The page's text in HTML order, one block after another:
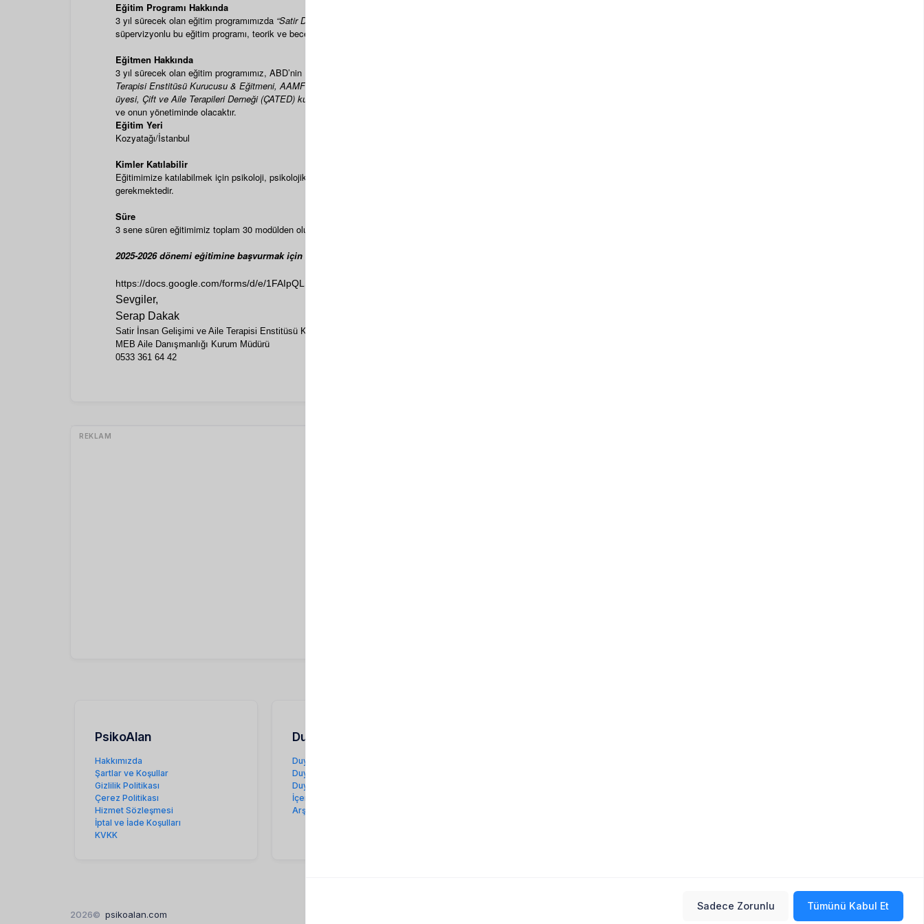
Eğitim Programı Hakkında
3 yıl sürecek olan eğitim programımızda “Satir Dönüşümsel Sistemik Terapi Modeli”
süpervizyonlu bu eğitim programı, teorik ve beceri eğitimi, terapi pratik çalışmaları, kişisel gelişim çalışmaları ve vaka süpervizyon çalışmalarını içermektedir.
Eğitmen Hakkında
3 yıl sürecek olan eğitim programımız, ABD’nin Kaliforniya Eyaletinden lisanslı (ruhsatlı ve onaylı)
Terapisi Enstitüsü Kurucusu & Eğitmeni, AAMFT (Amerikan Aile Terapisi Derneği) Onaylı süpervizör, IFTA (Uluslararası Aile Terapisi Derneği) geçmiş yönetim kurulu
üyesi, Çift ve Aile Terapileri Derneği (ÇATED) kurucularından ve
ve onun yönetiminde olacaktır.
Eğitim Yeri
Kozyatağı/İstanbul
Kimler Katılabilir
Eğitimimize katılabilmek için psikoloji, psikolojik danışmanlık veya sosyal hizmet lisans derecesine sahip olmak veya psikiyatri uzmanlığına sahip olmak
gerekmektedir.
Süre
3 sene süren eğitimimiz toplam 30 modülden oluşmaktadır. Bir modül cumartesi ve pazar günü saat 09:30-17:00 arasında gerçekleşir.
2025-2026dönemi eğitimine başvurmak için linkteki ön kayıt formunu doldurmanız yeterlidir.
https://docs.google.com/forms/d/e/1FAIpQLSd0ZUVzvJYPAViHaqmNWik29LRVUWkL8lq6wM04eQd2w_ClRw/viewform
Sevgiler,
Serap Dakak
Satir İnsan Gelişimi ve Aile Terapisi Enstitüsü Koordinatörü
MEB Aile Danışmanlığı Kurum Müdürü
0533 361 64 42
REKLAM
PsikoAlan
Hakkımızda
Şartlar ve Koşullar
Gizlilik Politikası
Çerez Politikası
Hizmet Sözleşmesi
İptal ve İade Koşulları
KVKK
Duyurular
Duyurular
Duyuru Gönder
Duyuru Kuralları
İçerik ve Moderasyon Politikası
Arşiv
2026© psikoalan.com
Sadece Zorunlu Tümünü Kabul Et